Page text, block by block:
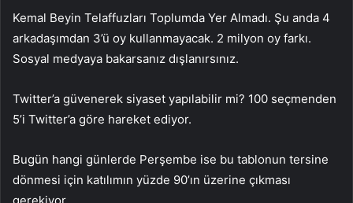
Kemal Beyin Telaffuzları Toplumda Yer Almadı. Şu anda 4
arkadaşımdan 3’ü oy kullanmayacak. 2 milyon oy farkı.
Sosyal medyaya bakarsanız dışlanırsınız.
Twitter’a güvenerek siyaset yapılabilir mi? 100 seçmenden
5’i Twitter’a göre hareket ediyor.
Bugün hangi günlerde Perşembe ise bu tablonun tersine
dönmesi için katılımın yüzde 90’ın üzerine çıkması
gerekiyor.